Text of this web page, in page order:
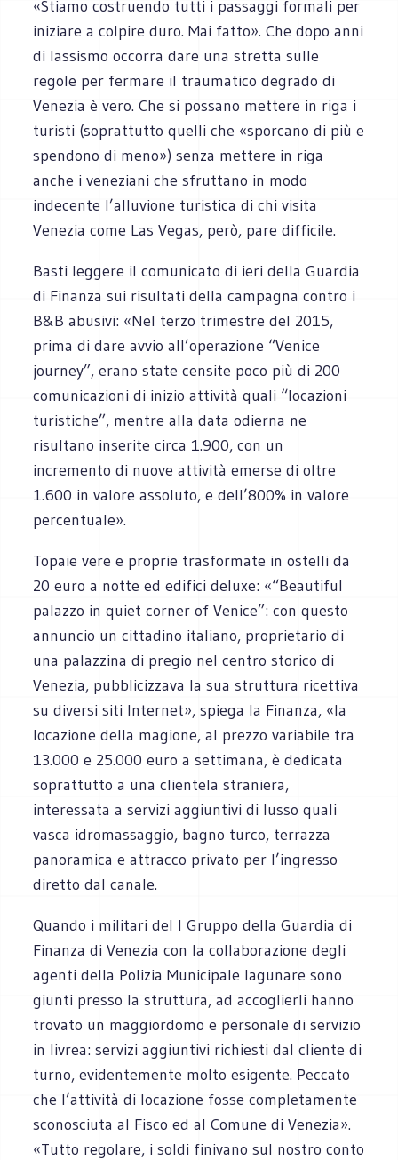
«Stiamo costruendo tutti i passaggi formali per
iniziare a colpire duro. Mai fatto». Che dopo anni
di lassismo occorra dare una stretta sulle
regole per fermare il traumatico degrado di
Venezia è vero. Che si possano mettere in riga i
turisti (soprattutto quelli che «sporcano di più e
spendono di meno») senza mettere in riga
anche i veneziani che sfruttano in modo
indecente l’alluvione turistica di chi visita
Venezia come Las Vegas, però, pare difficile.
Basti leggere il comunicato di ieri della Guardia
di Finanza sui risultati della campagna contro i
B&B abusivi: «Nel terzo trimestre del 2015,
prima di dare avvio all’operazione “Venice
journey”, erano state censite poco più di 200
comunicazioni di inizio attività quali “locazioni
turistiche”, mentre alla data odierna ne
risultano inserite circa 1.900, con un
incremento di nuove attività emerse di oltre
1.600 in valore assoluto, e dell’800% in valore
percentuale».
Topaie vere e proprie trasformate in ostelli da
20 euro a notte ed edifici deluxe: «“Beautiful
palazzo in quiet corner of Venice”: con questo
annuncio un cittadino italiano, proprietario di
una palazzina di pregio nel centro storico di
Venezia, pubblicizzava la sua struttura ricettiva
su diversi siti Internet», spiega la Finanza, «la
locazione della magione, al prezzo variabile tra
13.000 e 25.000 euro a settimana, è dedicata
soprattutto a una clientela straniera,
interessata a servizi aggiuntivi di lusso quali
vasca idromassaggio, bagno turco, terrazza
panoramica e attracco privato per l’ingresso
diretto dal canale.
Quando i militari del I Gruppo della Guardia di
Finanza di Venezia con la collaborazione degli
agenti della Polizia Municipale lagunare sono
giunti presso la struttura, ad accoglierli hanno
trovato un maggiordomo e personale di servizio
in livrea: servizi aggiuntivi richiesti dal cliente di
turno, evidentemente molto esigente. Peccato
che l’attività di locazione fosse completamente
sconosciuta al Fisco ed al Comune di Venezia».
«Tutto regolare, i soldi finivano sul nostro conto